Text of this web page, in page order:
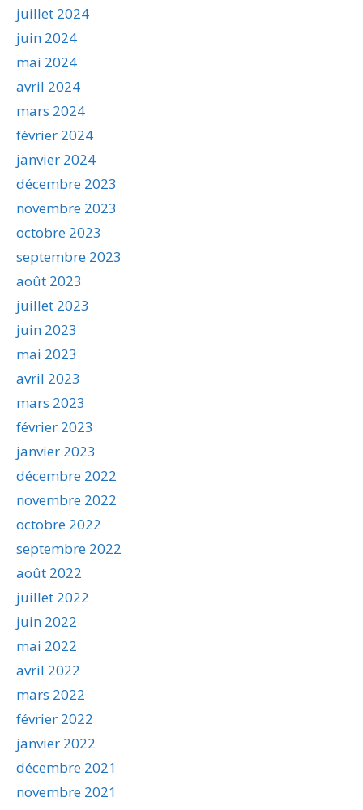
juillet 2024
juin 2024
mai 2024
avril 2024
mars 2024
février 2024
janvier 2024
décembre 2023
novembre 2023
octobre 2023
septembre 2023
août 2023
juillet 2023
juin 2023
mai 2023
avril 2023
mars 2023
février 2023
janvier 2023
décembre 2022
novembre 2022
octobre 2022
septembre 2022
août 2022
juillet 2022
juin 2022
mai 2022
avril 2022
mars 2022
février 2022
janvier 2022
décembre 2021
novembre 2021